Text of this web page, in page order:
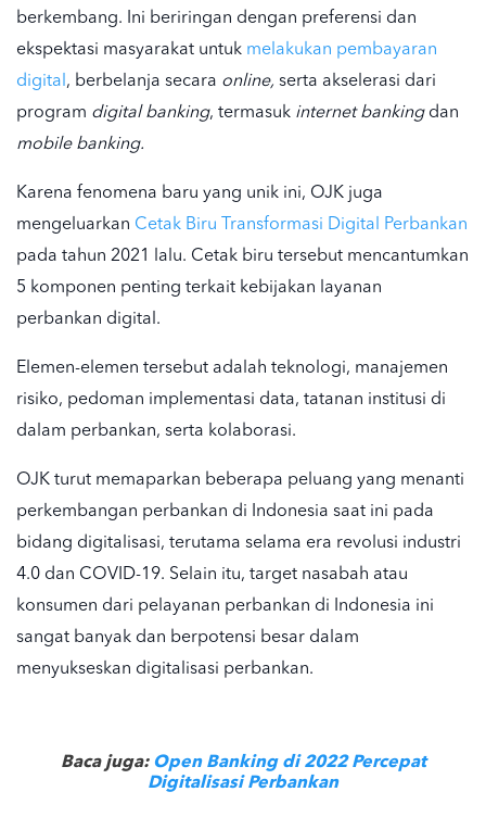
berkembang. Ini beriringan dengan preferensi dan
ekspektasi masyarakat untuk melakukan pembayaran
digital , berbelanja secara online, serta akselerasi dari
program digital banking, termasuk internet bankingdan
mobile banking.
Karena fenomena baru yang unik ini, OJK juga
mengeluarkan Cetak Biru Transformasi Digital Perbankan
pada tahun 2021 lalu. Cetak biru tersebut mencantumkan
5 komponen penting terkait kebijakan
layanan
perbankan digital .
Elemen-elemen tersebut adalah teknologi, manajemen
risiko, pedoman implementasi data, tatanan institusi di
dalam perbankan, serta kolaborasi.
OJK turut memaparkan beberapa peluang yang menanti
perkembangan perbankan di Indonesia saat ini pada
bidang digitalisasi, terutama selama era revolusi industri
4.0 dan COVID-19. Selain itu, target nasabah atau
konsumen dari pelayanan perbankan di Indonesia ini
sangat banyak dan berpotensi besar dalam
menyukseskan digitalisasi perbankan.
Baca juga:Open Banking di 2022 Percepat
Digitalisasi Perbankan